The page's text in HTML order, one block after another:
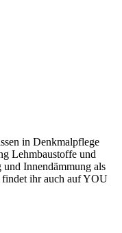
in Denkmalpflege
Lehmbaustoffe und
Innendämmung als
ihr auch auf YOU